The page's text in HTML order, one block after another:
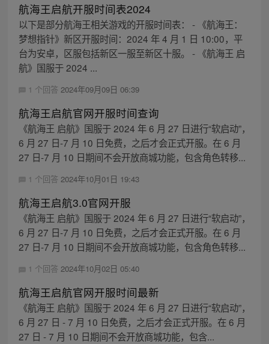
航海王启航开服时间表2024
以下是部分航海王相关游戏的开服时间表： - 《航海王：
梦想指针》新区开服时间：2024 年 4 月 1 日 10:00，平
台为安卓，区服包括新区一服至新区十服。 - 《航海王 启
航》国服于 2024 ...
1 个回答 2024年09月09日 06:39
航海王启航官网开服时间查询
《航海王 启航》国服于 2024 年 6 月 27 日进行“软启动”，
6 月 27 日-7 月 10 日免费，之后才会正式开服。在 6 月
27 日-7 月 10 日期间不会开放商城功能，包含角色转移...
1 个回答 2024年10月01日 19:43
航海王启航3.0官网开服
《航海王 启航》国服于 2024 年 6 月 27 日进行“软启动”，
6 月 27 日-7 月 10 日免费，之后才会正式开服。在 6 月
27 日-7 月 10 日期间不会开放商城功能，包含角色转移...
1 个回答 2024年10月02日 05:40
航海王启航官网开服时间最新
《航海王 启航》国服于 2024 年 6 月 27 日进行“软启动”，
6 月 27 日 - 7 月 10 日免费，之后才会正式开服。在 6 月
27 日 - 7 月 10 日期间不会开放商城功能，包含...